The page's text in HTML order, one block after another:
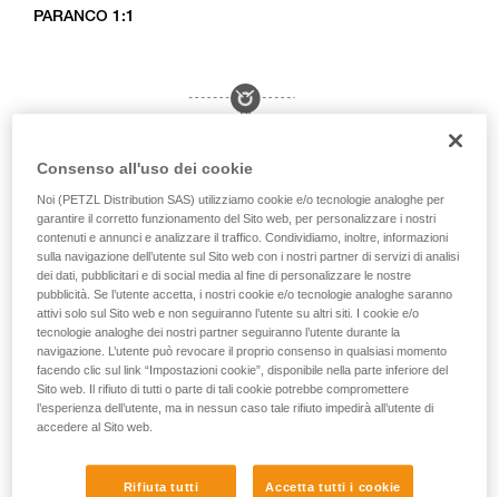
PARANCO 1:1
Consenso all'uso dei cookie
Noi (PETZL Distribution SAS) utilizziamo cookie e/o tecnologie analoghe per
garantire il corretto funzionamento del Sito web, per personalizzare i nostri
contenuti e annunci e analizzare il traffico. Condividiamo, inoltre, informazioni
sulla navigazione dell’utente sul Sito web con i nostri partner di servizi di analisi
dei dati, pubblicitari e di social media al fine di personalizzare le nostre
pubblicità. Se l’utente accetta, i nostri cookie e/o tecnologie analoghe saranno
attivi solo sul Sito web e non seguiranno l’utente su altri siti. I cookie e/o
tecnologie analoghe dei nostri partner seguiranno l’utente durante la
navigazione. L’utente può revocare il proprio consenso in qualsiasi momento
facendo clic sul link “Impostazioni cookie”, disponibile nella parte inferiore del
Sito web. Il rifiuto di tutti o parte di tali cookie potrebbe compromettere
l’esperienza dell’utente, ma in nessun caso tale rifiuto impedirà all’utente di
accedere al Sito web.
Rifiuta tutti Accetta tutti i cookie